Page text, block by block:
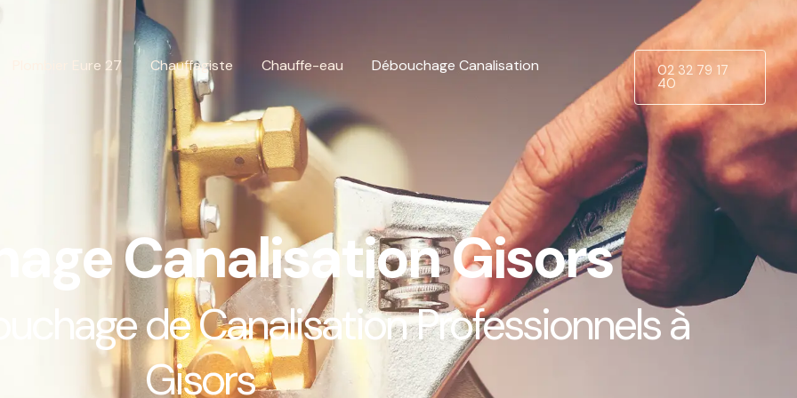
Plombier Eure 27 Chauffagiste Chauffe-eau
Débouchage Canalisation
02 32 79 17
40
Canalisation Gisors
de Canalisation Professionnels à
Gisors